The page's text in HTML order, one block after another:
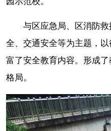
与区应急局、区消防
全、交通安全等为主题，
富了安全教育内容。形成
格局。